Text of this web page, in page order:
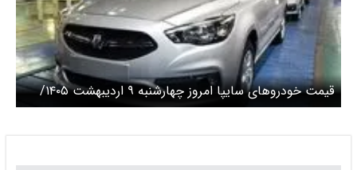
قیمت خودرو‌های سایپا امروز چهارشنبه ۹ اردیبهشت ۱۴۰۵/
شاهین امروز چند؟ + جدول